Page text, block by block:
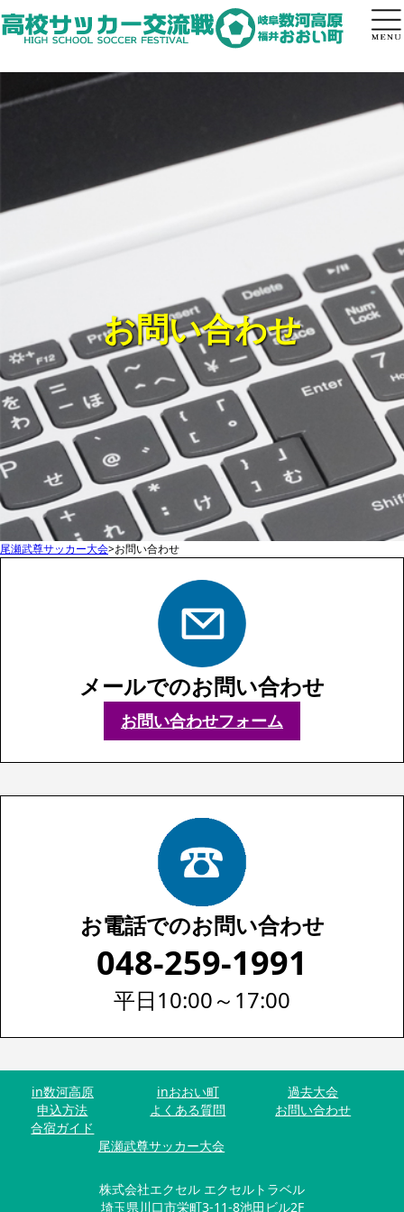
inおおい町
お問い合わせ
お問い合わせ
尾瀬武尊サッカー大会>お問い合わせ
メールでのお問い合わせ
お問い合わせフォーム
お電話でのお問い合わせ
048-259-1991
平日10:00～17:00
in数河高原 inおおい町
過去大会
申込方法
よくある質問
お問い合わせ
合宿ガイド
尾瀬武尊サッカー大会
株式会社エクセル エクセルトラベル
埼玉県川口市栄町3-11-8池田ビル2F